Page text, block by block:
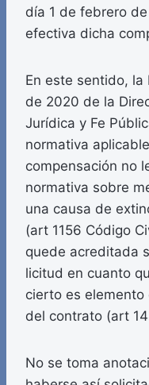
día 1 de febrero
efectiva dicha
En este sentido,
de 2020 de la
Jurídica y Fe
normativa
compensación no
normativa sobre
una causa de
(art 1156 Código
quede acreditada
licitud en cuanto
cierto es
del contrato (art
No se toma